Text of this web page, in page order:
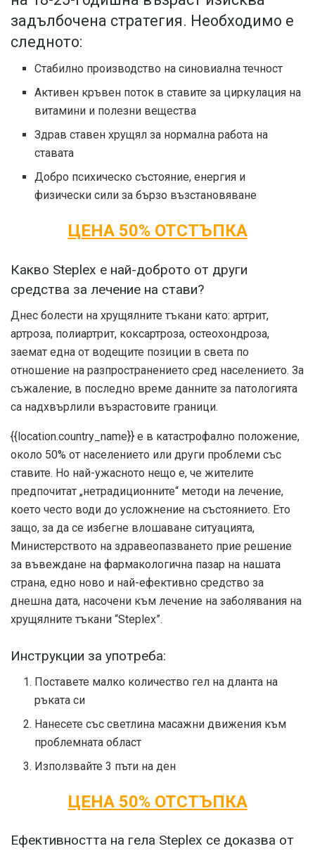
задълбочена стратегия. Необходимо е
следното:
Стабилно производство на синовиална течност
Активен кръвен поток в ставите за циркулация на
витамини и полезни вещества
Здрав ставен хрущял за нормална работа на
ставата
Добро психическо състояние, енергия и
физически сили за бързо възстановяване
ЦЕНА 50% ОТСТЪПКА
Какво Steplex е най-доброто от други
средства за лечение на стави?
Днес болести на хрущялните тъкани като: артрит,
артроза, полиартрит, коксартроза, остеохондроза,
заемат една от водещите позиции в света по
отношение на разпространението сред населението. За
съжаление, в последно време данните за патологията
са надхвърлили възрастовите граници.
{{location.country_name}} е в катастрофално положение,
около 50% от населението или други проблеми със
ставите. Но най-ужасното нещо е, че жителите
предпочитат „нетрадиционните“ методи на лечение,
което често води до усложнение на състоянието. Ето
защо, за да се избегне влошаване ситуацията,
Министерството на здравеопазването прие решение
за въвеждане на фармакологична пазар на нашата
страна, едно ново и най-ефективно средство за
днешна дата, насочени към лечение на заболявания на
хрущялните тъкани “Steplex”.
Инструкции за употреба:
Поставете малко количество гел на дланта на
ръката си
Нанесете със светлина масажни движения към
проблемната област
Използвайте 3 пъти на ден
ЦЕНА 50% ОТСТЪПКА
Ефективността на гела Steplex се доказва от